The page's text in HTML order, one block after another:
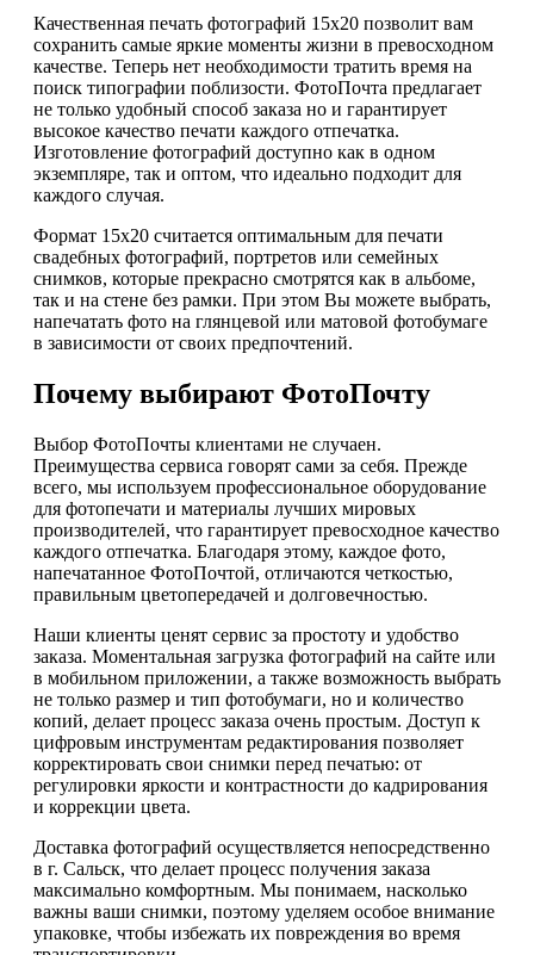
Качественная печать фотографий 15х20 позволит вам
сохранить самые яркие моменты жизни в превосходном
качестве. Теперь нет необходимости тратить время на
поиск типографии поблизости. ФотоПочта предлагает
не только удобный способ заказа но и гарантирует
высокое качество печати каждого отпечатка.
Изготовление фотографий доступно как в одном
экземпляре, так и оптом, что идеально подходит для
каждого случая.
Формат 15х20 считается оптимальным для печати
свадебных фотографий, портретов или семейных
снимков, которые прекрасно смотрятся как в альбоме,
так и на стене без рамки. При этом Вы можете выбрать,
напечатать фото на глянцевой или матовой фотобумаге
в зависимости от своих предпочтений.
Почему выбирают ФотоПочту
Выбор ФотоПочты клиентами не случаен.
Преимущества сервиса говорят сами за себя. Прежде
всего, мы используем профессиональное оборудование
для фотопечати и материалы лучших мировых
производителей, что гарантирует превосходное качество
каждого отпечатка. Благодаря этому, каждое фото,
напечатанное ФотоПочтой, отличаются четкостью,
правильным цветопередачей и долговечностью.
Наши клиенты ценят сервис за простоту и удобство
заказа. Моментальная загрузка фотографий на сайте или
в мобильном приложении, а также возможность выбрать
не только размер и тип фотобумаги, но и количество
копий, делает процесс заказа очень простым. Доступ к
цифровым инструментам редактирования позволяет
корректировать свои снимки перед печатью: от
регулировки яркости и контрастности до кадрирования
и коррекции цвета.
Доставка фотографий осуществляется непосредственно
в г. Сальск, что делает процесс получения заказа
максимально комфортным. Мы понимаем, насколько
важны ваши снимки, поэтому уделяем особое внимание
упаковке, чтобы избежать их повреждения во время